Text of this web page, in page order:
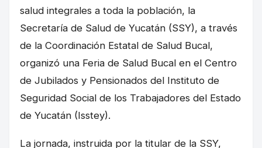
salud integrales a toda la población, la
Secretaría de Salud de Yucatán (SSY), a través
de la Coordinación Estatal de Salud Bucal,
organizó una Feria de Salud Bucal en el Centro
de Jubilados y Pensionados del Instituto de
Seguridad Social de los Trabajadores del Estado
de Yucatán (Isstey).
La jornada, instruida por la titular de la SSY,